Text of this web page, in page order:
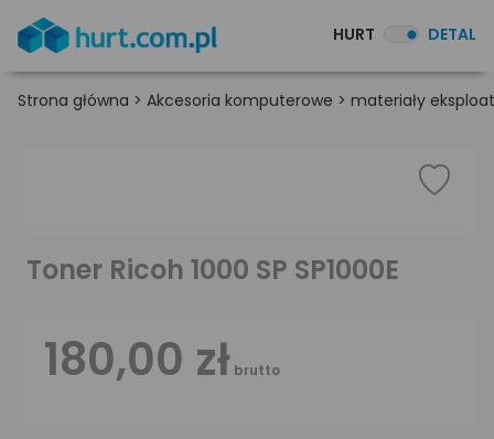
HURT DETAL
Strona główna > Akcesoria komputerowe > materiały
Toner Ricoh 1000 SP SP1000E
180,00 zł brutto